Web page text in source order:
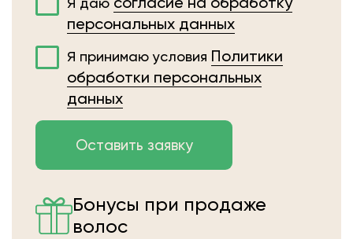
персональных данных
Я принимаю условия Политики
обработки персональных
данных
Бонусы при продаже
волос